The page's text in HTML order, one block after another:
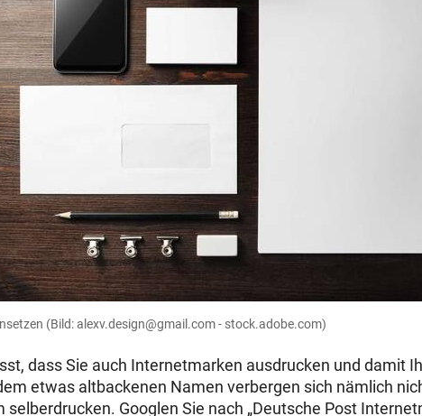
(Bild: alexv.design@gmail.com - stock.adobe.com)
dass Sie auch Internetmarken ausdrucken und damit
etwas altbackenen Namen verbergen sich nämlich
selberdrucken. Googlen Sie nach „Deutsche Post